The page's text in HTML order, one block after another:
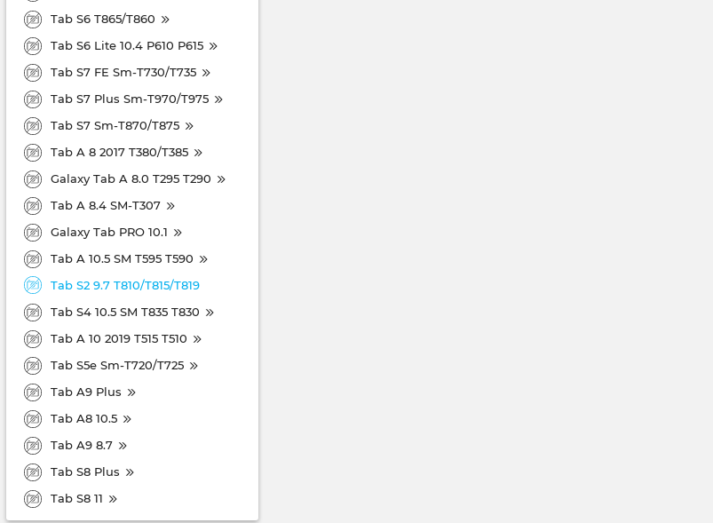
Tab S6 T865/T860
Tab S6 Lite 10.4 P610 P615
Tab S7 FE Sm-T730/T735
Tab S7 Plus Sm-T970/T975
Tab S7 Sm-T870/T875
Tab A 8 2017 T380/T385
Galaxy Tab A 8.0 T295 T290
Tab A 8.4 SM-T307
Galaxy Tab PRO 10.1
Tab A 10.5 SM T595 T590
Tab S2 9.7 T810/T815/T819
Tab S4 10.5 SM T835 T830
Tab A 10 2019 T515 T510
Tab S5e Sm-T720/T725
Tab A9 Plus
Tab A8 10.5
Tab A9 8.7
Tab S8 Plus
Tab S8 11